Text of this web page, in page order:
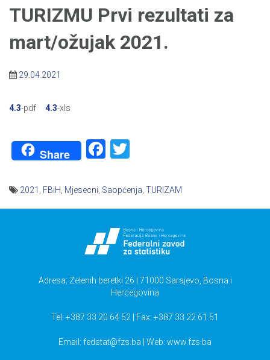
TURIZMU Prvi rezultati za
mart/ožujak 2021.
29.04.2021
4.3-pdf 4.3-xls
Share Facebook
2021 FBiH Mjesecni Saopćenja TURIZAM
Adresa: Zelenih beretki 26 | 71000 Sarajevo, Bosna i
Hercegovina
Tel: +387 33 20 64 52 | Fax: +387 33 22 61 51
Email: fedstat@fzs.ba | Web: www.fzs.ba